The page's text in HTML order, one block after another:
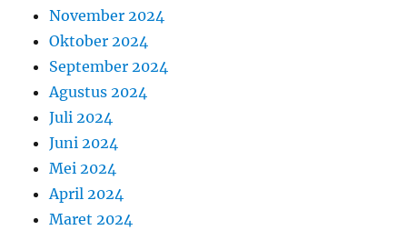
November 2024
Oktober 2024
September 2024
Agustus 2024
Juli 2024
Juni 2024
Mei 2024
April 2024
Maret 2024